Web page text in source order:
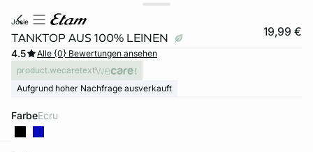
josie
TANKTOP AUS 100% LEINEN 19,99 €
4.5
Alle {0} Bewertungen ansehen
product.wecaretext
Aufgrund hoher Nachfrage ausverkauft
Farbe ecru